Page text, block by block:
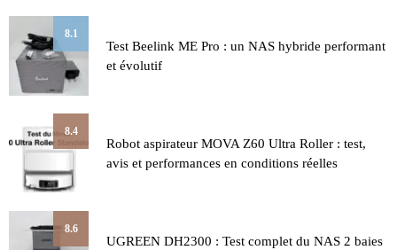
8.1
Test Beelink ME Pro : un NAS hybride performant
et évolutif
8.4
Robot aspirateur MOVA Z60 Ultra Roller : test,
avis et performances en conditions réelles
8.6
UGREEN DH2300 : Test complet du NAS 2 baies